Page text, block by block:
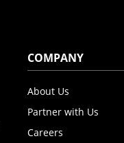
COMPANY
About Us
Partner with Us
Careers